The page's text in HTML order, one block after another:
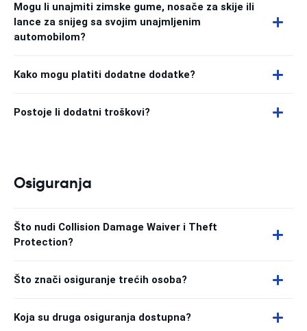
Mogu li unajmiti zimske gume, nosače za skije ili
lance za snijeg sa svojim unajmljenim
automobilom?
Kako mogu platiti dodatne dodatke?
Postoje li dodatni troškovi?
Osiguranja
Što nudi Collision Damage Waiver i Theft
Protection?
Što znači osiguranje trećih osoba?
Koja su druga osiguranja dostupna?